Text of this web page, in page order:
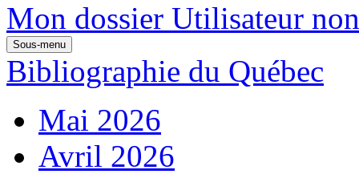
Mon dossier Utilisateur
Sous-menu
Bibliographie du Québec
Mai 2026
Avril 2026